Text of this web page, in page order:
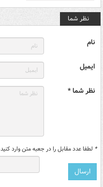
نظر شما
نام
ایمیل
نظر شما *
* لطفا عدد مقابل را در جعبه متن وارد کنید